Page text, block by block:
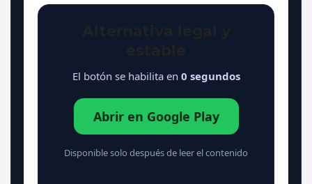
El botón se habilita en 0 segundos
Abrir en Google Play
Disponible solo después de leer el contenido